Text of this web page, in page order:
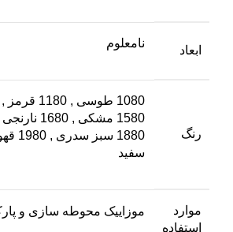
ابعاد
نامعلوم
رنگ
1080 طوسی , 1180 قرمز ,
1580 مشکی
, 1680 نارنجی
1880 سبز سدری
, 1980 قهوه ای
سفید
موارد
استفاده
موزاییک محوطه سازی و